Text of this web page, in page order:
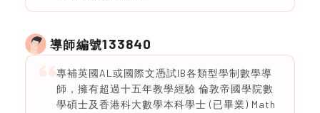
導師編號133840
專補英國AL或國際文憑試IB各類型學制數學導
師，擁有超過十五年教學經驗 倫敦帝國學院數
學碩士及香港科大數學本科學士 (已畢業) Math